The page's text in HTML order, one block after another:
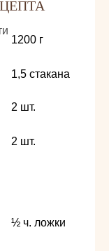
1200 г
1,5 стакана
2 шт.
2 шт.
½ ч. ложки